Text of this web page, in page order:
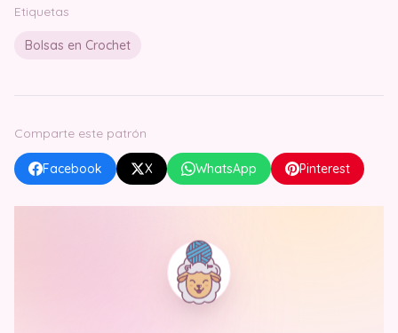
Etiquetas
Bolsas en Crochet
Comparte este patrón
Facebook X WhatsApp Pinterest